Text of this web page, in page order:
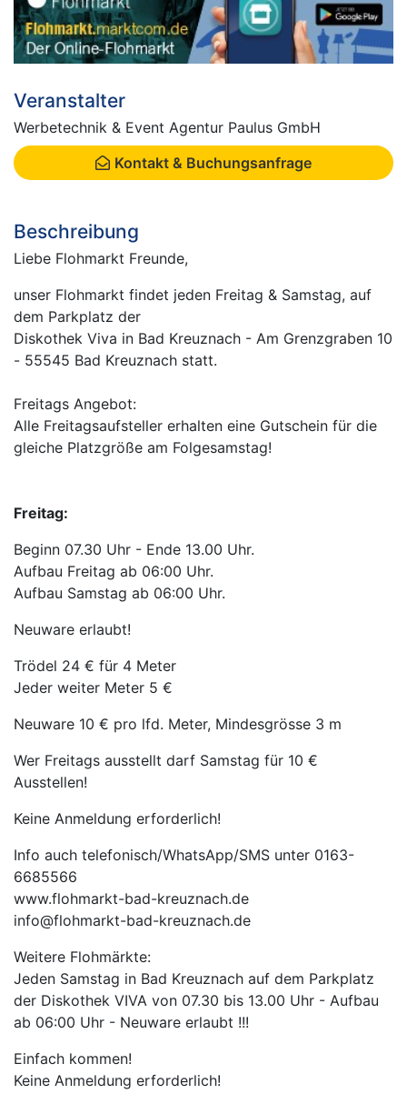
Veranstalter
Werbetechnik & Event Agentur Paulus GmbH
Kontakt & Buchungsanfrage
Beschreibung
Liebe Flohmarkt Freunde,
unser Flohmarkt findet jeden Freitag & Samstag, auf
dem Parkplatz der
Diskothek Viva in Bad Kreuznach - Am Grenzgraben 10
- 55545 Bad Kreuznach statt.
Freitags Angebot:
Alle Freitagsaufsteller erhalten eine Gutschein für die
gleiche Platzgröße am Folgesamstag!
Freitag:
Beginn 07.30 Uhr - Ende 13.00 Uhr.
Aufbau Freitag ab 06:00 Uhr.
Aufbau Samstag ab 06:00 Uhr.
Neuware erlaubt!
Trödel 24 € für 4 Meter
Jeder weiter Meter 5 €
Neuware 10 € pro lfd. Meter, Mindesgrösse 3 m
Wer Freitags ausstellt darf Samstag für 10 €
Ausstellen!
Keine Anmeldung erforderlich!
Info auch telefonisch/WhatsApp/SMS unter 0163-
6685566
www.flohmarkt-bad-kreuznach.de
info@flohmarkt-bad-kreuznach.de
Weitere Flohmärkte:
Jeden Samstag in Bad Kreuznach auf dem Parkplatz
der Diskothek VIVA von 07.30 bis 13.00 Uhr - Aufbau
ab 06:00 Uhr - Neuware erlaubt !!!
Einfach kommen!
Keine Anmeldung erforderlich!